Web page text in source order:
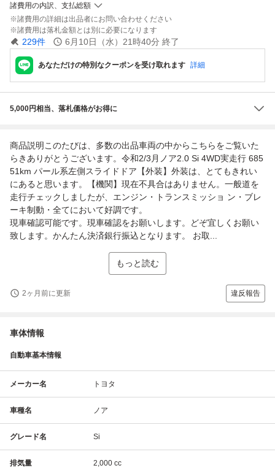
諸費用の内訳、支払総額
諸費用の詳細は出品者にお問い合わせください
諸費用は落札金額とは別に必要になります
229件 6月10日（水）21時40分 終了
あなただけの特別なクーポンを受け取れます 詳細
5,000円相当、落札価格がお得に
商品説明このたびは、多数の出品車両の中からこちらをご覧いた
らきありがとうございます。令和2/3月ノア2.0 Si 4WD実走行 685
51km パール系左側スライドドア【外装】外装は、とてもきれい
にあると思います。【機関】現在不具合はありません。一般道を
走行チェックしましたが、エンジン・トランスミッショ ン・ブレ
ーキ制動・全てにおいて好調です。
現車確認可能です。現車確認をお願いします。どぞ宜しくお願い
致します。かんたん決済銀行振込となります。 お取...
もっと読む
2ヶ月前に更新 違反報告
車体情報
自動車基本情報
メーカー名 トヨタ
車種名 ノア
グレード名 Si
排気量 2,000 cc